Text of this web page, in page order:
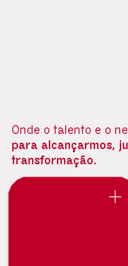
Onde o talento e o
para alcançarmos,
transformação.